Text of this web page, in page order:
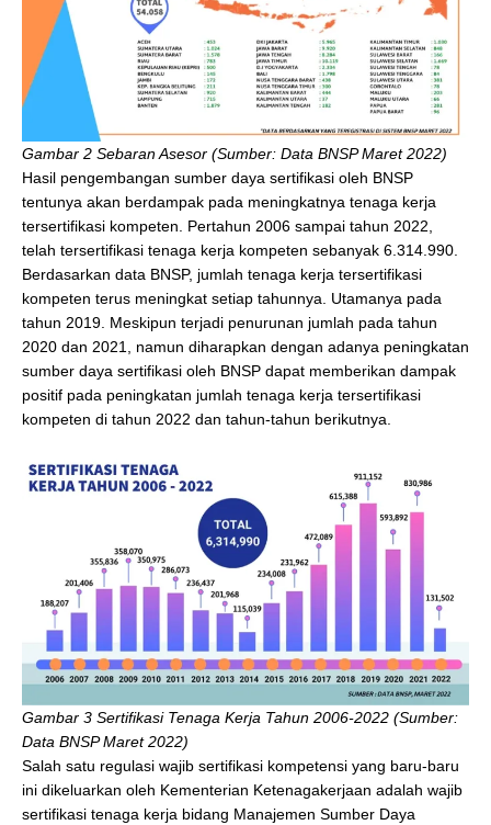
Gambar 2 Sebaran Asesor (Sumber: Data BNSP Maret 2022)
Hasil pengembangan sumber daya sertifikasi oleh BNSP
tentunya akan berdampak pada meningkatnya tenaga kerja
tersertifikasi kompeten. Pertahun 2006 sampai tahun 2022,
telah tersertifikasi tenaga kerja kompeten sebanyak 6.314.990.
Berdasarkan data BNSP, jumlah tenaga kerja tersertifikasi
kompeten terus meningkat setiap tahunnya. Utamanya pada
tahun 2019. Meskipun terjadi penurunan jumlah pada tahun
2020 dan 2021, namun diharapkan dengan adanya peningkatan
sumber daya sertifikasi oleh BNSP dapat memberikan dampak
positif pada peningkatan jumlah tenaga kerja tersertifikasi
kompeten di tahun 2022 dan tahun-tahun berikutnya.
Gambar 3 Sertifikasi Tenaga Kerja Tahun 2006-2022 (Sumber:
Data BNSP Maret 2022)
Salah satu regulasi wajib sertifikasi kompetensi yang baru-baru
ini dikeluarkan oleh Kementerian Ketenagakerjaan adalah wajib
sertifikasi tenaga kerja bidang Manajemen Sumber Daya